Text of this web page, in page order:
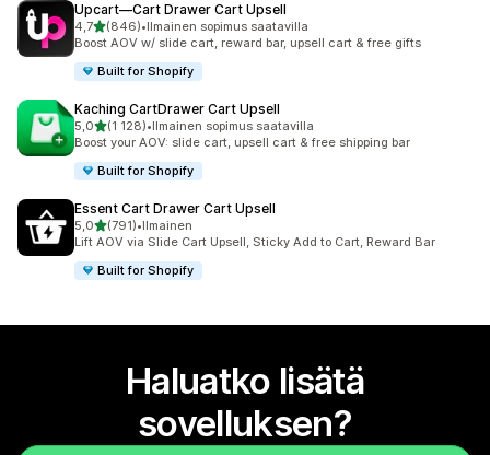
Upcart—Cart Drawer Cart Upsell
4,7/ 5 tähteä
(846)
846 arvostelua yhteensä
•Ilmainen sopimus saatavilla
Boost AOV w/ slide cart, reward bar, upsell cart & free gifts
Built for Shopify
Kaching CartDrawer Cart Upsell
5,0/ 5 tähteä
(1 128)
1128 arvostelua yhteensä
•Ilmainen sopimus saatavilla
Boost your AOV: slide cart, upsell cart & free shipping bar
Built for Shopify
Essent Cart Drawer Cart Upsell
5,0/ 5 tähteä
(791)
791 arvostelua yhteensä
•Ilmainen
Lift AOV via Slide Cart Upsell, Sticky Add to Cart, Reward Bar
Built for Shopify
Haluatko lisätä
sovelluksen?